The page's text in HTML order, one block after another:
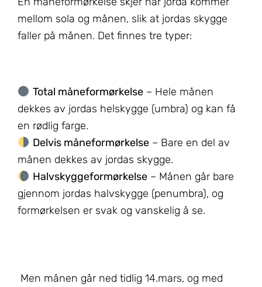
mellom sola og månen, slik at jordas skygge
faller på månen. Det finnes tre typer:
Total måneformørkelse– Hele månen
dekkes av jordas helskygge (umbra) og kan få
en rødlig farge.
Delvis måneformørkelse– Bare en del av
månen dekkes av jordas skygge.
Halvskyggeformørkelse– Månen går bare
gjennom jordas halvskygge (penumbra), og
formørkelsen er svak og vanskelig å se.
Men månen går ned tidlig 14.mars, og med